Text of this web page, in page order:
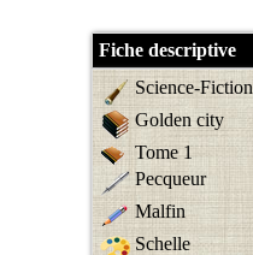
Fiche descriptive
Science-Fiction
Golden city
Tome 1
Pecqueur
Malfin
Schelle